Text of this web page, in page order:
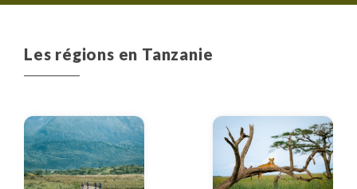
Les régions en Tanzanie